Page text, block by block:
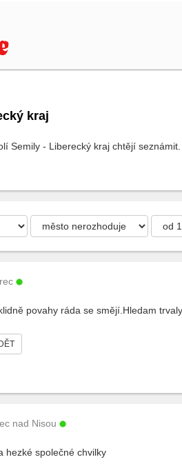
kraj
Semily - Liberecký kraj chtějí
povahy ráda se smějí.Hledam trvaly
nad Nisou
hezké společné chvilky